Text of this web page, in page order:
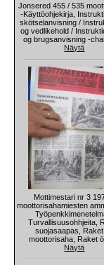
Jonsered 455 / 535
-Käyttöohjekirja,
skötselanvisning /
og vedlikehold /
og brugsanvisning -
Näytä
Mottimestari nr 3
moottorisahamiesten
Turvallisuusohhjeita,
suojasaapas,
moottorisaha, Raket
Näytä